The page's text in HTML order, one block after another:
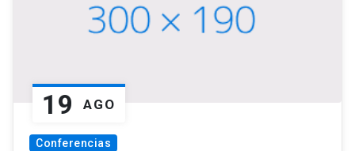
19 AGO
Conferencias